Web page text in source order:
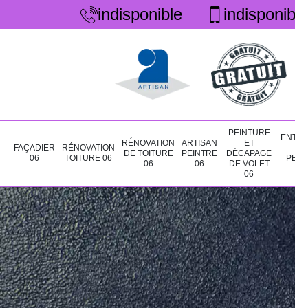
indisponible
FAÇADIER
06
RÉNOVATION
TOITURE 06
RÉNOVATION
DE TOITURE
06
ARTISAN
PEINTRE
06
PEINTURE
ET
DÉCAPAGE
DE VOLET
06